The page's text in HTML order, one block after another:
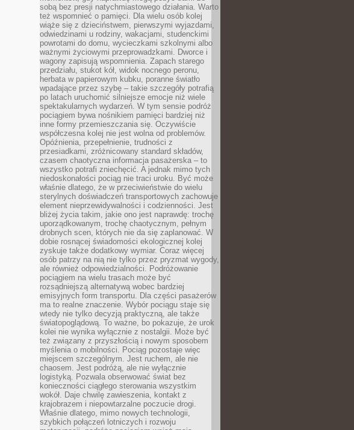
sobą bez presji natychmiastowego działania. Warto
też wspomnieć o pamięci. Dla wielu osób kolej
wiąże się z dzieciństwem, pierwszymi wyjazdami,
odwiedzinami u rodziny, wakacjami, studenckimi
powrotami do domu, wycieczkami szkolnymi albo
ważnymi życiowymi przeprowadzkami. Dworce i
wagony zapisują wspomnienia. Zapach starego
przedziału, stukot kół, widok nocnego peronu,
herbata w papierowym kubku, poranne światło
wpadające przez szybę – takie szczegóły potrafią
po latach uruchomić silniejsze emocje niż wiele
spektakularnych wydarzeń. W tym sensie podróż
pociągiem bywa nośnikiem pamięci bardziej niż
inne formy przemieszczania się. Oczywiście
współczesna kolej nie jest wolna od problemów.
Opóźnienia, przepełnienie, trudności z
przesiadkami, zróżnicowany standard składów,
czasem chaotyczna informacja pasażerska – to
wszystko potrafi zniechęcić. A jednak mimo tych
niedoskonałości pociąg nie traci uroku. Być może
właśnie dlatego, że w przeciwieństwie do wielu
sterylnych doświadczeń transportowych zachowuje
element nieprzewidywalności i codzienności. Jest
bliżej życia takim, jakie ono jest naprawdę: trochę
uporządkowanym, trochę chaotycznym, pełnym
drobnych scen, których nie da się zaplanować. W
dobie rosnącej świadomości ekologicznej kolej
zyskuje także dodatkowy wymiar. Coraz więcej
osób patrzy na nią nie tylko przez pryzmat wygody,
ale również odpowiedzialności. Podróżowanie
pociągiem na wielu trasach może być
rozsądniejszą alternatywą wobec bardziej
emisyjnych form transportu. Dla części pasażerów
ma to realne znaczenie. Wybór pociągu staje się
wtedy nie tylko decyzją praktyczną, ale także
światopoglądową. To ważne, bo pokazuje, że urok
kolei nie wynika wyłącznie z nostalgii. Może być
też związany z przyszłością i nowym sposobem
myślenia o mobilności. Pociąg pozostaje więc
miejscem szczególnym. Jest ruchem, ale nie
chaosem. Jest podróżą, ale nie wyłącznie
logistyką. Pozwala obserwować świat bez
konieczności ciągłego sterowania wszystkim
wokół. Daje chwilę zawieszenia, kontakt z
krajobrazem i niepowtarzalne poczucie drogi.
Właśnie dlatego, mimo nowych technologii,
szybkich połączeń lotniczych i rozwoju